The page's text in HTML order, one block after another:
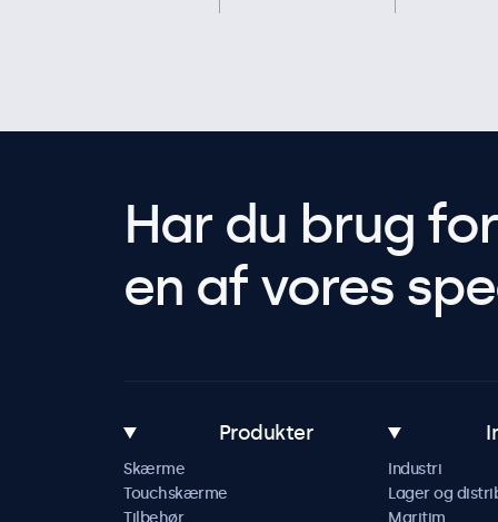
Har du brug
en af vores
Produkter
Skærme
Touchskærme
Industri
Lager og